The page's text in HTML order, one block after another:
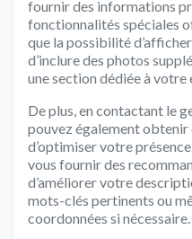
fournir des informations
fonctionnalités spéciales
que la possibilité
d’inclure des photos
une section dédiée à votre
De plus, en contactant le
pouvez également obtenir
d’optimiser votre
vous fournir des
d’améliorer votre
mots-clés pertinents ou
coordonnées si nécessaire.